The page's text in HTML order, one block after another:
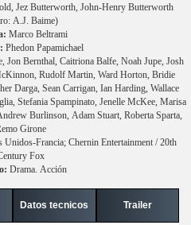
Jez Butterworth, John-Henry Butterworth
A.J. Baime)
Marco Beltrami
Phedon Papamichael
Jon Bernthal, Caitriona Balfe, Noah Jupe, Josh
Rudolf Martin, Ward Horton, Bridie
Darga, Sean Carrigan, Ian Harding, Wallace
Stefania Spampinato, Jenelle McKee, Marisa
Burlinson, Adam Stuart, Roberta Sparta,
Girone
Unidos-Francia; Chernin Entertainment / 20th
Fox
Drama. Acción
Datos tecnicos Trailer